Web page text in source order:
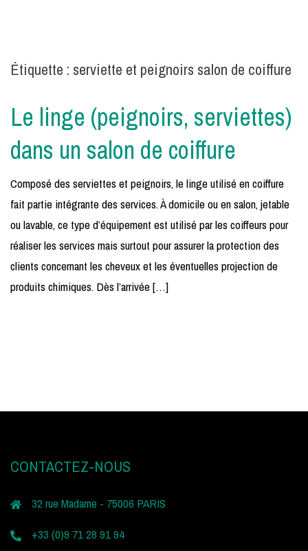
Étiquette : serviette et peignoirs salon de coiffure
Le linge (peignoirs, serviettes)
dans un salon de coiffure
Composé des serviettes et peignoirs, le linge utilisé en coiffure
fait partie intégrante des services. À domicile ou en salon, jetable
ou lavable, ce type d’équipement est utilisé par les coiffeurs pour
réaliser les services mais surtout pour assurer la protection des
clients concernant les cheveux et les éventuelles projection de
produits chimiques. Dès l’arrivée […]
CONTACTEZ-NOUS
32 rue Madame - 75006 PARIS
+33 (0)9 71 28 91 94